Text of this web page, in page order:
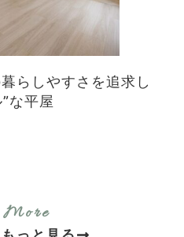
らしやすさを追求し
な平屋
More